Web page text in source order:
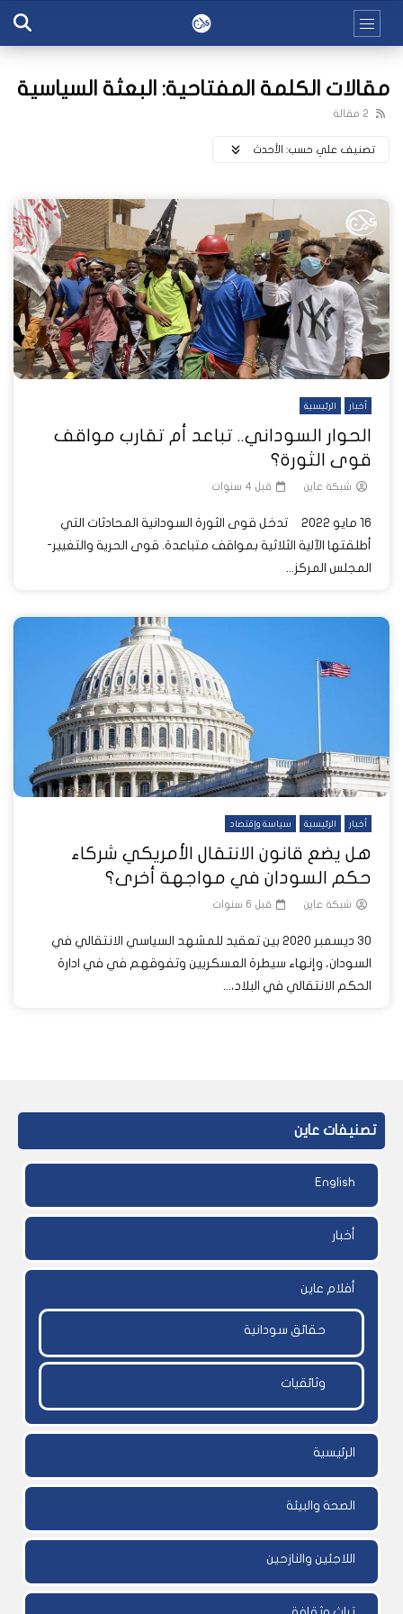
مقالات الكلمة المفتاحية: البعثة السياسية
2 مقالة
تصنيف علي حسب: اﻷحدث
أخبار الرئيسية
الحوار السوداني.. تباعد أم تقارب مواقف
قوى الثورة؟
شبكة عاين قبل 4 سنوات
16 مايو 2022 تدخل قوى الثورة السودانية المحادثات التي
أطلقتها الآلية الثلاثية بمواقف متباعدة. قوى الحرية والتغيير-
المجلس المركز...
أخبار الرئيسية سياسة وإقتصاد
هل يضع قانون الانتقال الأمريكي شركاء
حكم السودان في مواجهة أخرى؟
شبكة عاين قبل 6 سنوات
30 ديسمبر 2020 بين تعقيد للمشهد السياسي الانتقالي في
السودان، وإنهاء سيطرة العسكريين وتفوقهم في في ادارة
الحكم الانتقالي في البلاد،...
تصنيفات عاين
English
أخبار
أفلام عاين
حقائق سودانية
وثائقيات
الرئيسية
الصحة والبيئة
اللاجئين والنازحين